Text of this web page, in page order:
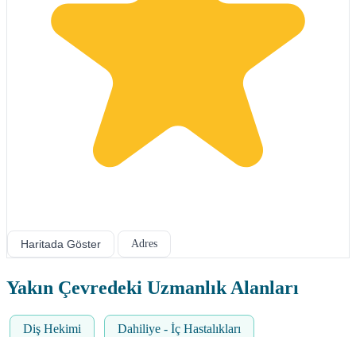
Haritada Göster Adres
Yakın Çevredeki Uzmanlık Alanları
Diş Hekimi Dahiliye - İç Hastalıkları